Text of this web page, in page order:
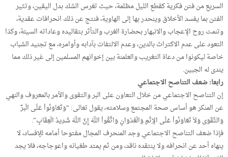
السريع من فتن فكرية كقطع الليل مظلمة، حيث تغرس الشك بدل اليقين، وتثير
الفتن بما يفسد الأخلاق وينحدر بها إلى الهاوية، فنتج عن ذلك انحرافات عقدية،
وتنمت روح الإعجاب والانبهار بحضارة الغرب والتأثر بتقاليده وعاداته السيئة، وكذا
التعود على عدم الاكتراث بالدين، وعدم الالتفات بآدابه وأوامره، مع تجنيد الشباب
خاصة ليكونوا من دعاة التغريب والعلمنة بين إخوانهم المسلمين إلى غير ذلك مما
يندى له الجبين.
رابعا: ضعف التناصح الاجتماعي
إن التناصح الاجتماعي من خلال التعاون على البر والتقوى والأمر بالمعروف والنهي
عن المنكر هو أساس صحة المجتمع وسلامته، يقول تعالى: “وَتَعَاوَنُواْ عَلَى الْبرِّ
وَالتَّقْوَى وَلاَ تَعَاوَنُواْ عَلَى الإِثْمِ وَالْعُدْوَانِ وَاتَّقُواْ اللّهَ إِنَّ اللّهَ شَدِيدُ الْعِقَابِ”.
فإذا ضعف التناصح الاجتماعي وجد المنحرف المجال مفتوحا أمامه للإفساد، لا
ينهاه أحد عن انحرافه ولا ينتقده ناقد، ومن ثم يمتد طغيانه واعوجاجه، فلا يجد